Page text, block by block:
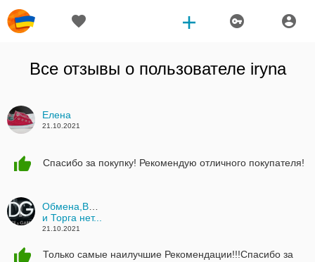
Все отзывы о пользователе iryna
Елена
21.10.2021
Спасибо за покупку! Рекомендую отличного покупателя!
Обмена,Возврата
и Торга нет...
21.10.2021
Только самые наилучшие Рекомендации!!!Спасибо за